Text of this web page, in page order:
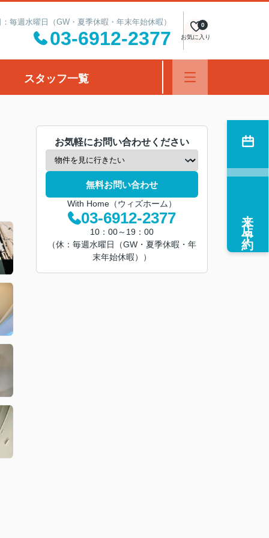
毎週水曜日（GW・夏季休暇・年末年始休暇）
03-6912-2377 お気に入り
0
スタッフ一覧
お気軽にお問い合わせください
無料お問い合わせ
With Home（ウィズホーム）
03-6912-2377
10：00～19：00
（休：毎週水曜日（GW・夏季休暇・年
末年始休暇））
来店予約